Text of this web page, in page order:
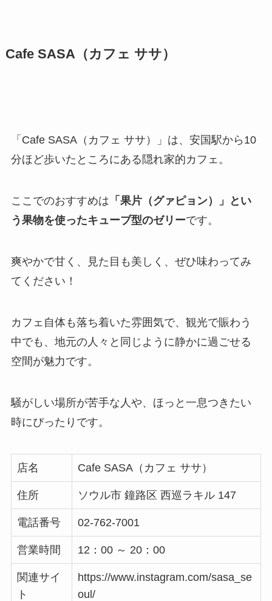
Cafe SASA（カフェ ササ）
「Cafe SASA（カフェ ササ）」は、安国駅から10
分ほど歩いたところにある隠れ家的カフェ。
ここでのおすすめは 「果片（グァピョン）」とい
う果物を使ったキューブ型のゼリーです。
爽やかで甘く、見た目も美しく、ぜひ味わってみ
てください！
カフェ自体も落ち着いた雰囲気で、観光で賑わう
中でも、地元の人々と同じように静かに過ごせる
空間が魅力です。
騒がしい場所が苦手な人や、ほっと一息つきたい
時にぴったりです。
店名 Cafe SASA（カフェ ササ）
住所 ソウル市 鐘路区 西巡ラキル 147
電話番号 02-762-7001
営業時間 12：00 ～ 20：00
関連サイ
ト
https://www.instagram.com/sasa_se
oul/